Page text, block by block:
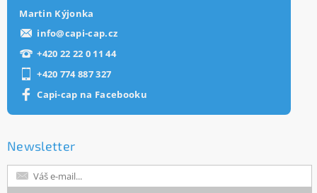
Martin Kýjonka
info@capi-cap.cz
+420 22 22 0 11 44
+420 774 887 327
Capi-cap na Facebooku
Newsletter